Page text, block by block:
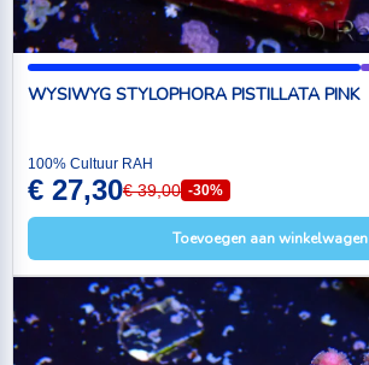
WYSIWYG STYLOPHORA PISTILLATA PINK
100% Cultuur RAH
€ 27,30€ 39,00 -30%
Toevoegen aan winkelwagen